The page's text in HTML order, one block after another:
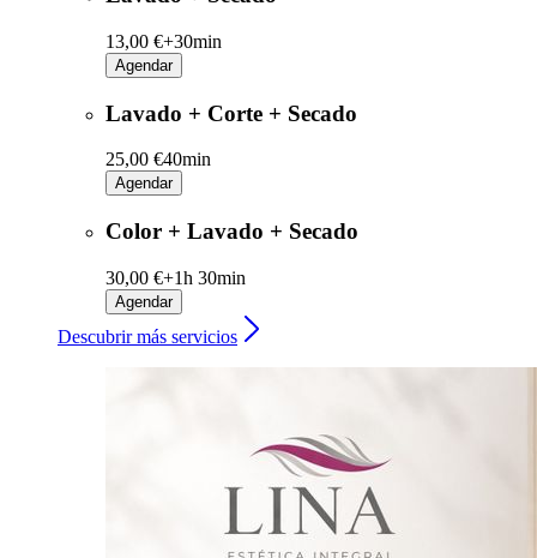
13,00 €+30min
Agendar
Lavado + Corte + Secado
25,00 €40min
Agendar
Color + Lavado + Secado
30,00 €+1h 30min
Agendar
Descubrir más servicios